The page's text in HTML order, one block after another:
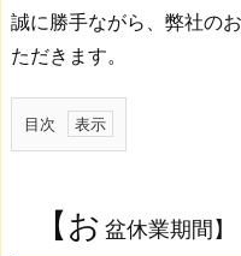
誠に勝手ながら、弊社の
ただきます。
目次
1.
【お 盆休業期間】